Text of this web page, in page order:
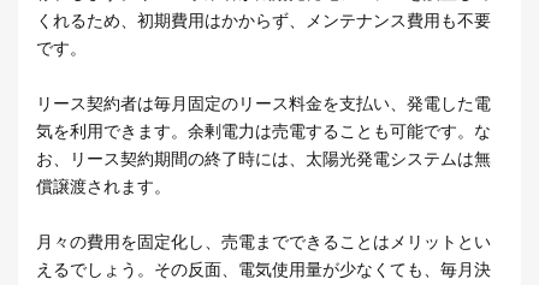
くれるため、初期費用はかからず、メンテナンス費用も不要
です。
リース契約者は毎月固定のリース料金を支払い、発電した電
気を利用できます。余剰電力は売電することも可能です。な
お、リース契約期間の終了時には、太陽光発電システムは無
償譲渡されます。
月々の費用を固定化し、売電までできることはメリットとい
えるでしょう。その反面、電気使用量が少なくても、毎月決